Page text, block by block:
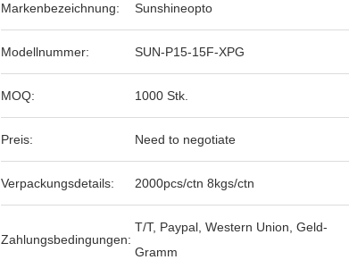
Markenbezeichnung: Sunshineopto
Modellnummer: SUN-P15-15F-XPG
MOQ: 1000 Stk.
Preis: Need to negotiate
Verpackungsdetails: 2000pcs/ctn 8kgs/ctn
Zahlungsbedingungen:
T/T, Paypal, Western Union, Geld-
Gramm